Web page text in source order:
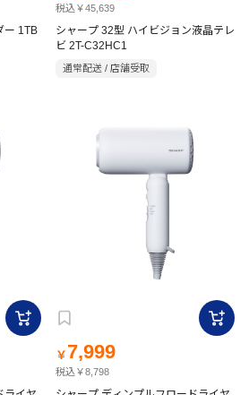
ー 1TB
税込￥45,639
シャープ 32型 ハイビジョン液晶テレ
ビ 2T-C32HC1
通常配送 / 店舗受取
￥ 7,999
税込￥8,798